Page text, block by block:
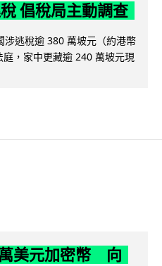
倡稅局主動調查
涉逃稅逾 380 萬坡元（約港幣
，家中更藏逾 240 萬坡元現
美元加密幣 向